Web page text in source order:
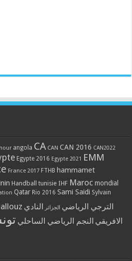
angola CA CAN CAN 2016 CAN2022
Egypte 2016 Egypte 2021 EMM
France 2017 FTHB hammamet
Handball tunisie IHF Maroc mondial
Qatar Rio 2016 Sami Saidi Sylvain
الترجي الرياضي الجزائر النادي
الافريقي النجم الرياضي الساحلي